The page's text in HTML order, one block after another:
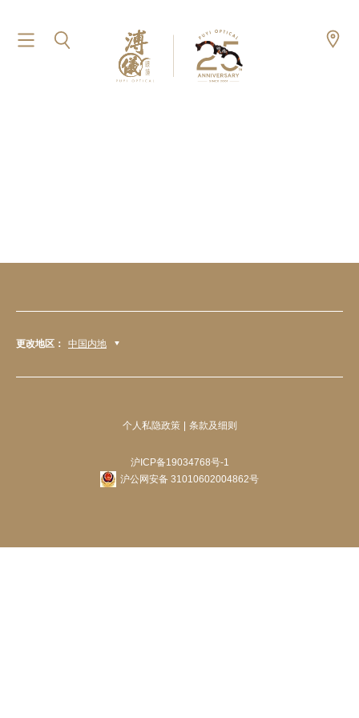
更改地区： 中国内地
个人私隐政策 条款及细则
沪ICP备19034768号-1
沪公网安备 31010602004862号